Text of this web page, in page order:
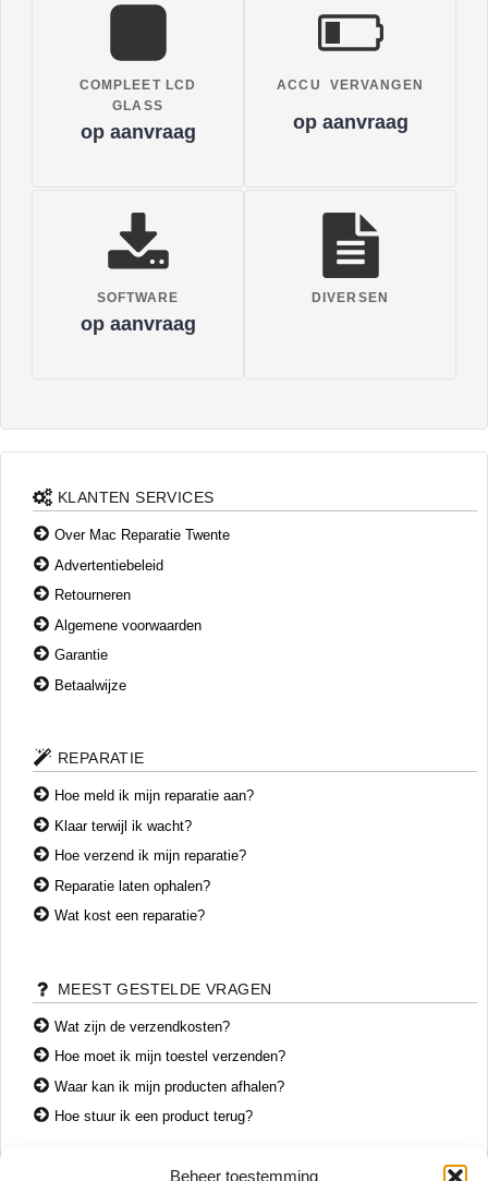
Beheer toestemming
COMPLEET LCD
GLASS
op aanvraag
ACCU VERVANGEN
op aanvraag
SOFTWARE
op aanvraag
DIVERSEN
KLANTEN SERVICES
Over Mac Reparatie Twente
Advertentiebeleid
Retourneren
Algemene voorwaarden
Garantie
Betaalwijze
REPARATIE
Hoe meld ik mijn reparatie aan?
Klaar terwijl ik wacht?
Hoe verzend ik mijn reparatie?
Reparatie laten ophalen?
Wat kost een reparatie?
MEEST GESTELDE VRAGEN
Wat zijn de verzendkosten?
Hoe moet ik mijn toestel verzenden?
Waar kan ik mijn producten afhalen?
Hoe stuur ik een product terug?